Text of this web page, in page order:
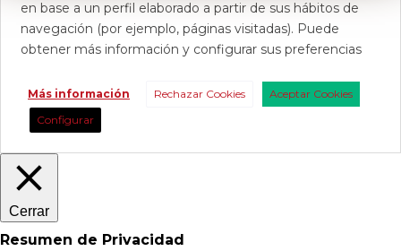
en base a un perfil elaborado a partir de sus hábitos de
navegación (por ejemplo, páginas visitadas). Puede
obtener más información y configurar sus preferencias
Más información Rechazar Cookies
Aceptar Cookies
Configurar
Cerrar
Resumen de Privacidad